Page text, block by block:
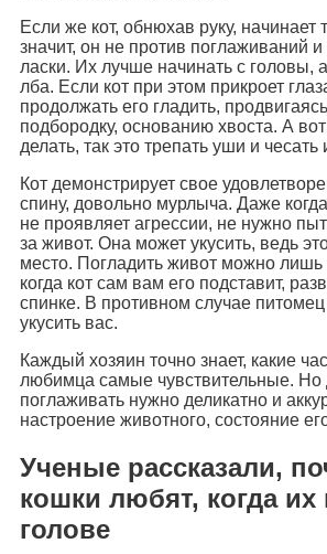
Если же кот, обнюхав руку, начинает
значит, он не против поглаживаний
ласки. Их лучше начинать с головы,
лба. Если кот при этом прикроет
продолжать его гладить,
подбородку, основанию хвоста. А вот
делать, так это трепать уши и чесать
Кот демонстрирует свое
спину, довольно мурлыча. Даже
не проявляет агрессии, не нужно
за живот. Она может укусить, ведь
место. Погладить живот можно лишь
когда кот сам вам его подставит,
спинке. В противном случае
укусить вас.
Каждый хозяин точно знает, какие
любимца самые чувствительные. Но
поглаживать нужно деликатно и
настроение животного, состояние
Ученые рассказали,
кошки любят, когда их
голове